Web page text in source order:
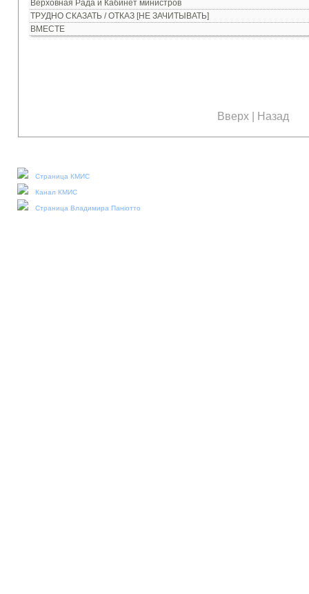
Верховная Рада и Кабинет министров
ТРУДНО СКАЗАТЬ / ОТКАЗ [НЕ ЗАЧИТЫВАТЬ]
ВМЕСТЕ
Вверх | Назад
Страница КМИС
Канал КМИС
Страница Владимира Паніотто